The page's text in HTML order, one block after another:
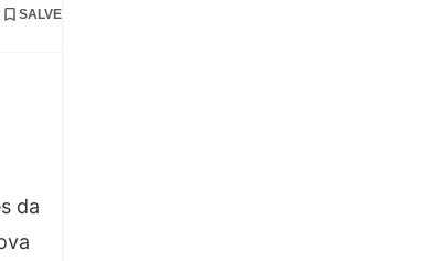
SALVE
da